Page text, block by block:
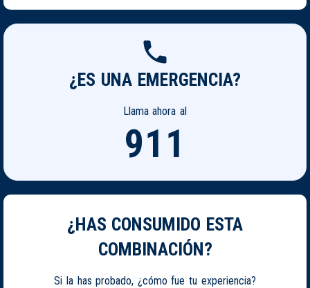
¿ES UNA EMERGENCIA?
Llama ahora al
911
¿HAS CONSUMIDO ESTA
COMBINACIÓN?
Si la has probado, ¿cómo fue tu experiencia?